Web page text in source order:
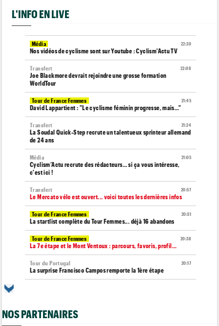
L'INFO EN LIVE
22:30
Média
Nos vidéos de cyclisme sont sur Youtube : Cyclism'Actu TV
22:08
Transfert
Joe Blackmore devrait rejoindre une grosse formation
WorldTour
21:45
Tour de France Femmes
David Lappartient : "Le cyclisme féminin progresse, mais…"
21:24
Transfert
La Soudal Quick-Step recrute un talentueux sprinteur allemand
de 24 ans
21:05
Média
Cyclism’Actu recrute des rédacteurs… si ça vous intéresse,
c'est ici !
20:57
Transfert
Le Mercato vélo est ouvert... voici toutes les dernières infos
20:51
Tour de France Femmes
La startlist complète du Tour Femmes... déjà 16 abandons
20:38
Tour de France Femmes
La 7e étape et le Mont Ventoux : parcours, favoris, profil…
20:17
Tour du Portugal
La surprise Francisco Campos remporte la 1ère étape
Tour de France Femmes
NOS PARTENAIRES